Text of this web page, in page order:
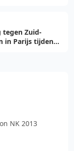
tegen Zuid-
in Parijs tijden
NK 2013